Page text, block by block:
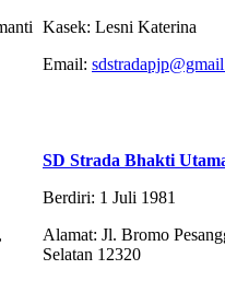
Kasek: Lesni Katerina
Email:
SD Strada Bhakti
Berdiri: 1 Juli 1981
Alamat: Jl. Bromo
Selatan 12320